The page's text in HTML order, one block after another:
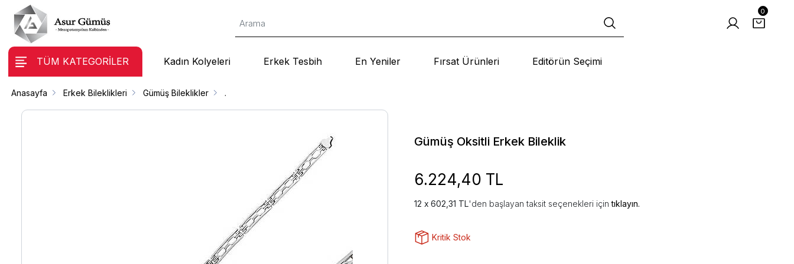
0
TÜM KATEGORİLER Kadın Kolyeleri Erkek Tesbih En Yeniler Fırsat Ürünleri Editörün Seçimi
Anasayfa Erkek Bileklikleri Gümüş Bileklikler .
Gümüş Oksitli Erkek Bileklik
6.224,40 TL
602,31 TL'den başlayan taksit seçenekleri içintıklayın.
Kritik Stok